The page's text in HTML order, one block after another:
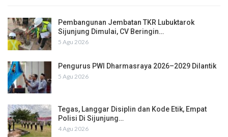
Pembangunan Jembatan TKR Lubuktarok
Sijunjung Dimulai, CV Beringin…
5 Agu 2026
Pengurus PWI Dharmasraya 2026–2029 Dilantik
5 Agu 2026
Tegas, Langgar Disiplin dan Kode Etik, Empat
Polisi Di Sijunjung…
4 Agu 2026